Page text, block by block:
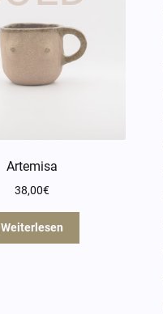
Artemisa
38,00€
Weiterlesen